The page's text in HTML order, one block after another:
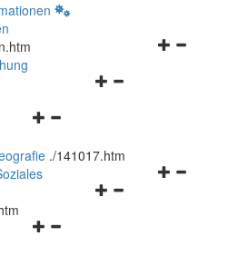
Navigationsmenü
Navigationsmenü
und
schließen
./141017.htm
Navigationsmenü
Navigationsmenü